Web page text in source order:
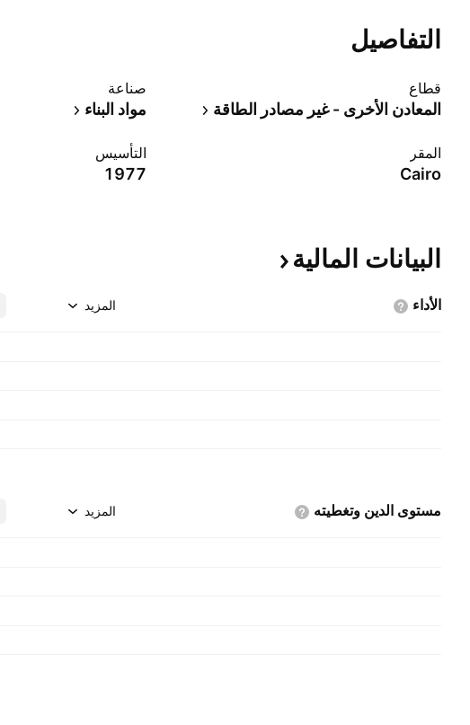
التفاصيل
قطاع
المعادن الأخرى - غير مصادر الطاقة
صناعة
مواد البناء
المقر
Cairo
التأسيس
1977
البيانات المالية
الأداء المزيد
مستوى الدين وتغطيته المزيد